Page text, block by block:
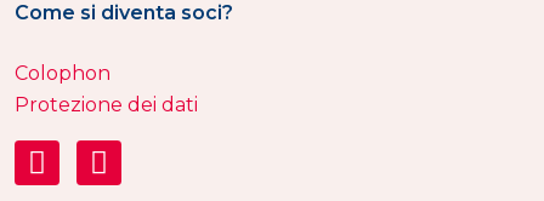
Come si diventa soci?
Colophon
Protezione dei dati